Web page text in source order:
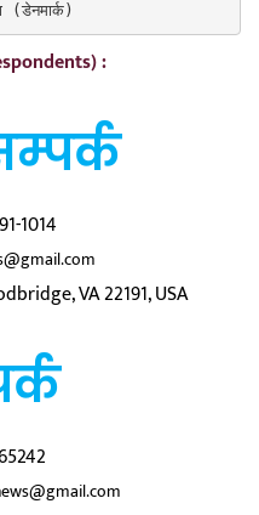
(डेनमार्क)
:
1014
VA 22191, USA